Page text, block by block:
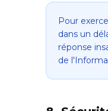
Pour
dans un
réponse
de